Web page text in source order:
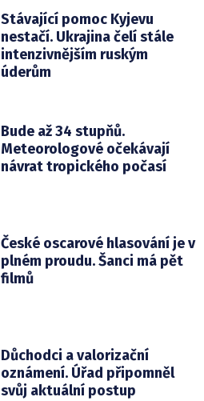
Stávající pomoc Kyjevu
nestačí. Ukrajina čelí stále
intenzivnějším ruským
úderům
Bude až 34 stupňů.
Meteorologové očekávají
návrat tropického počasí
České oscarové hlasování je v
plném proudu. Šanci má pět
filmů
Důchodci a valorizační
oznámení. Úřad připomněl
svůj aktuální postup